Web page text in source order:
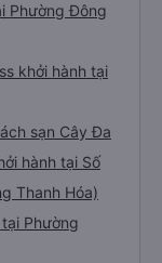
Phường Đông
khởi hành tại
sạn Cây Đa
hành tại Số
Thanh Hóa)
Phường